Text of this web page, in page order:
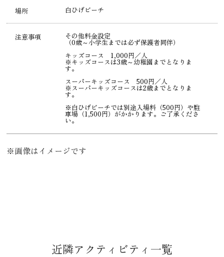
場所 白ひげビーチ
注意事項 その他料金設定
（0歳～小学生までは必ず保護者同伴）
キッズコース 1,000円／人
※キッズコースは3歳～幼稚園までとなりま
す。
スーパーキッズコース 500円／人
※スーパーキッズコースは2歳までとなりま
す。
※白ひげビーチでは別途入場料（500円）や駐
車場（1,500円）がかかります。ご了承くださ
い。
※画像はイメージです
近隣アクティビティ一覧